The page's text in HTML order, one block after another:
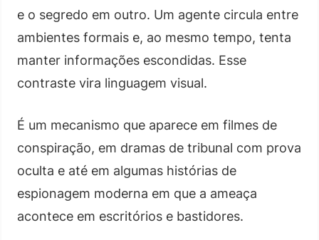
e o segredo em outro. Um agente circula entre
ambientes formais e, ao mesmo tempo, tenta
manter informações escondidas. Esse
contraste vira linguagem visual.
É um mecanismo que aparece em filmes de
conspiração, em dramas de tribunal com prova
oculta e até em algumas histórias de
espionagem moderna em que a ameaça
acontece em escritórios e bastidores.